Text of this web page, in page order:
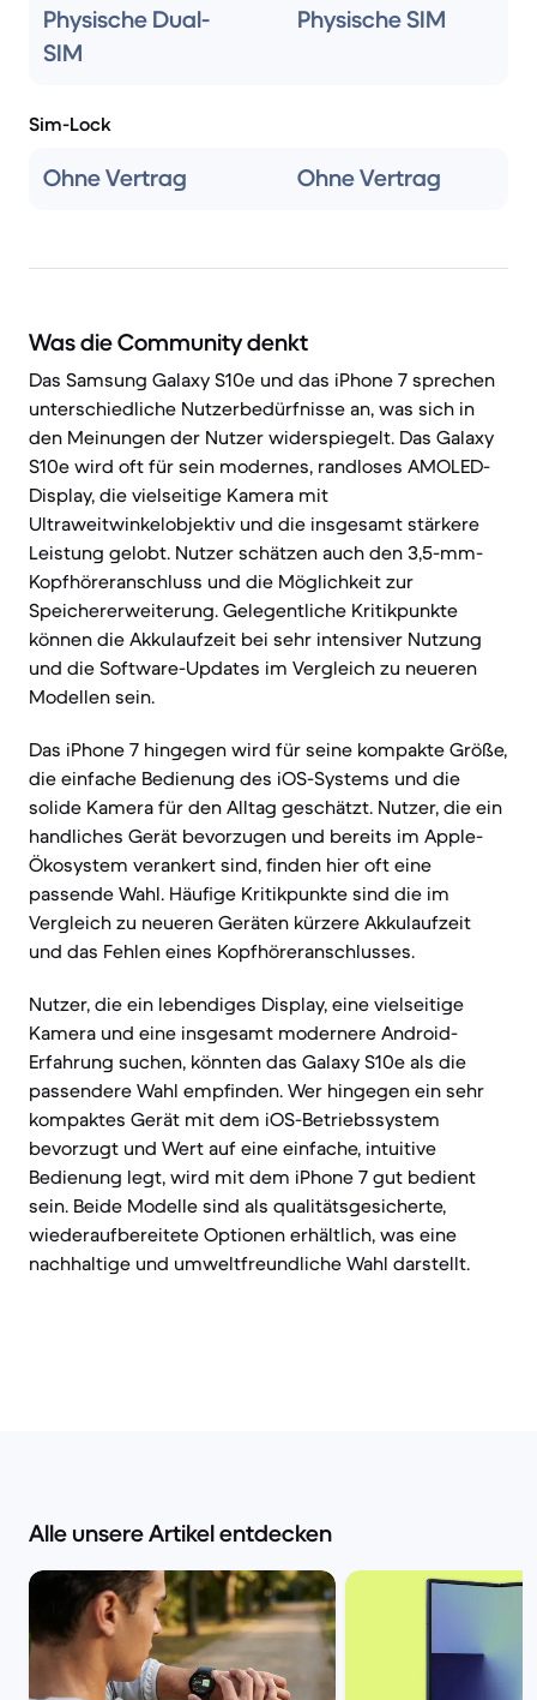
Physische Dual-
SIM
Physische SIM
Sim-Lock
Ohne Vertrag Ohne Vertrag
Was die Community denkt
Das Samsung Galaxy S10e und das iPhone 7 sprechen
unterschiedliche Nutzerbedürfnisse an, was sich in
den Meinungen der Nutzer widerspiegelt. Das Galaxy
S10e wird oft für sein modernes, randloses AMOLED-
Display, die vielseitige Kamera mit
Ultraweitwinkelobjektiv und die insgesamt stärkere
Leistung gelobt. Nutzer schätzen auch den 3,5-mm-
Kopfhöreranschluss und die Möglichkeit zur
Speichererweiterung. Gelegentliche Kritikpunkte
können die Akkulaufzeit bei sehr intensiver Nutzung
und die Software-Updates im Vergleich zu neueren
Modellen sein.
Das iPhone 7 hingegen wird für seine kompakte Größe,
die einfache Bedienung des iOS-Systems und die
solide Kamera für den Alltag geschätzt. Nutzer, die ein
handliches Gerät bevorzugen und bereits im Apple-
Ökosystem verankert sind, finden hier oft eine
passende Wahl. Häufige Kritikpunkte sind die im
Vergleich zu neueren Geräten kürzere Akkulaufzeit
und das Fehlen eines Kopfhöreranschlusses.
Nutzer, die ein lebendiges Display, eine vielseitige
Kamera und eine insgesamt modernere Android-
Erfahrung suchen, könnten das Galaxy S10e als die
passendere Wahl empfinden. Wer hingegen ein sehr
kompaktes Gerät mit dem iOS-Betriebssystem
bevorzugt und Wert auf eine einfache, intuitive
Bedienung legt, wird mit dem iPhone 7 gut bedient
sein. Beide Modelle sind als qualitätsgesicherte,
wiederaufbereitete Optionen erhältlich, was eine
nachhaltige und umweltfreundliche Wahl darstellt.
Alle unsere Artikel entdecken